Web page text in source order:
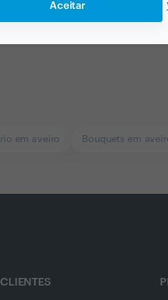
Aceitar
em aveiro Bouquets em
CLIENTES